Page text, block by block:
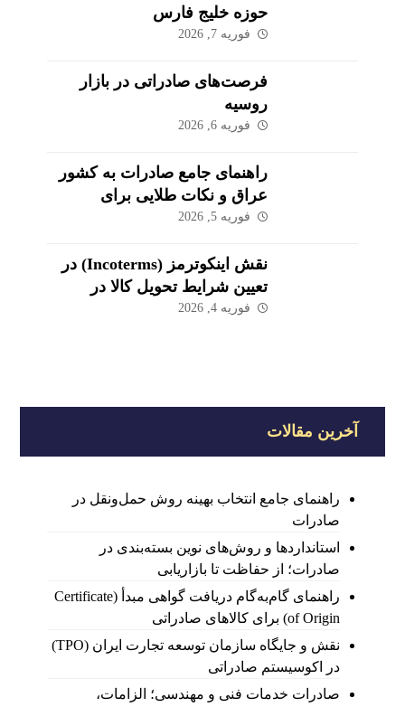
حوزه خلیج فارس
فوریه 7, 2026
فرصت‌های صادراتی در بازار
روسیه
فوریه 6, 2026
راهنمای جامع صادرات به کشور
عراق و نکات طلایی برای
موفقیت در بازار
فوریه 5, 2026
نقش اینکوترمز (Incoterms) در
تعیین شرایط تحویل کالا در
صادرات
فوریه 4, 2026
آخرین مقالات
راهنمای جامع انتخاب بهینه روش حمل‌ونقل در
صادرات
استانداردها و روش‌های نوین بسته‌بندی در
صادرات؛ از حفاظت تا بازاریابی
راهنمای گام‌به‌گام دریافت گواهی مبدأ (Certificate
of Origin) برای کالاهای صادراتی
نقش و جایگاه سازمان توسعه تجارت ایران (TPO)
در اکوسیستم صادراتی
صادرات خدمات فنی و مهندسی؛ الزامات،